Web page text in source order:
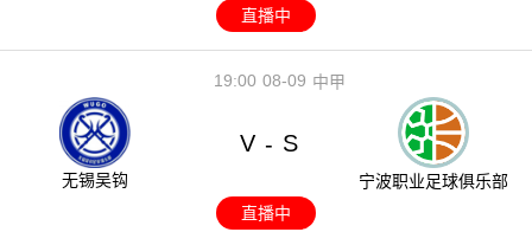
直播中
08-09
19:00 中甲
无锡吴钩
V - S
宁波职业足球俱乐部
直播中